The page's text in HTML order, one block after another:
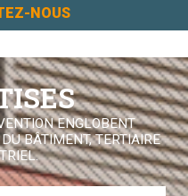
NOUS
ENGLOBENT
BÂTIMENT, TERTIAIRE